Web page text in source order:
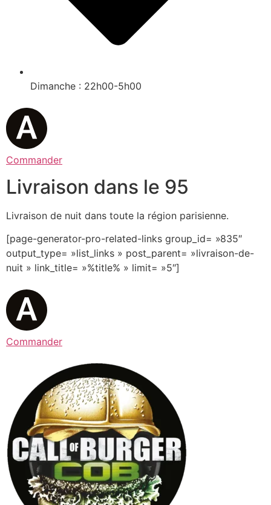
Dimanche : 22h00-5h00
Commander
Livraison dans le 95
Livraison de nuit dans toute la région parisienne.
[page-generator-pro-related-links group_id= »835″
output_type= »list_links » post_parent= »livraison-de-
nuit » link_title= »%title% » limit= »5″]
Commander